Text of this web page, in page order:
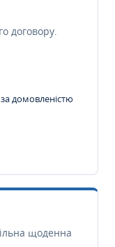
договору.
домовленістю
щоденна